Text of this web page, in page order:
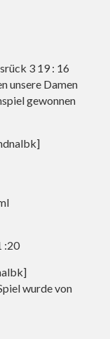
3 19 : 16
unsere Damen
gewonnen
:20
wurde von